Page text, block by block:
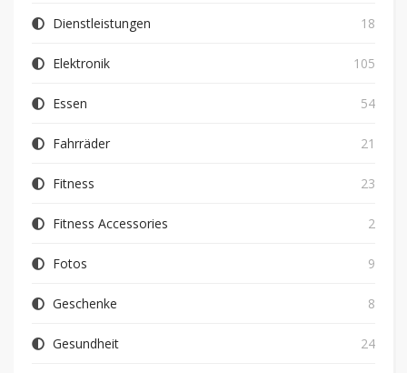
Dienstleistungen 18
Elektronik 105
Essen 54
Fahrräder 21
Fitness 23
Fitness Accessories 2
Fotos 9
Geschenke 8
Gesundheit 24